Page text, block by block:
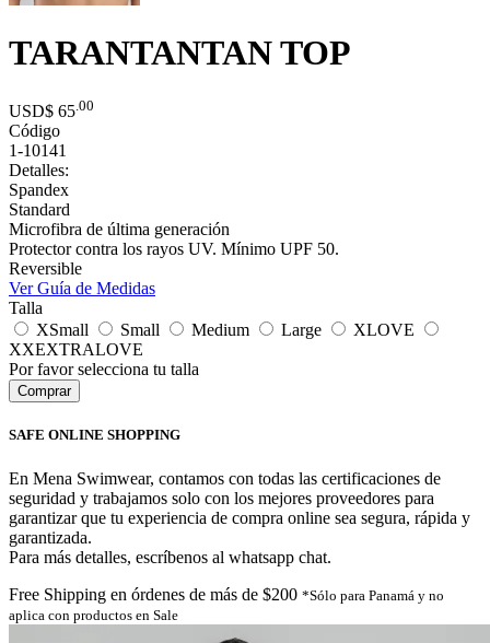
TARANTANTAN TOP
USD$ 65 .00
Código
1-10141
Detalles:
Spandex
Standard
Microfibra de última generación
Protector contra los rayos UV. Mínimo UPF 50.
Reversible
Ver Guía de Medidas
Talla
XSmall
Small Medium Large
XLOVE
XXEXTRALOVE
Por favor selecciona tu talla
SAFE ONLINE SHOPPING
En Mena Swimwear, contamos con todas las certificaciones de
seguridad y trabajamos solo con los mejores proveedores para
garantizar que tu experiencia de compra online sea segura, rápida y
garantizada.
Para más detalles, escríbenos al whatsapp chat.
Free Shipping en órdenes de más de $200 *Sólo para Panamá y no
aplica con productos en Sale